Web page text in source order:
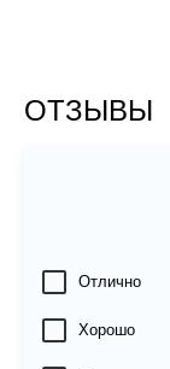
ОТЗЫВЫ
Отлично
Хорошо